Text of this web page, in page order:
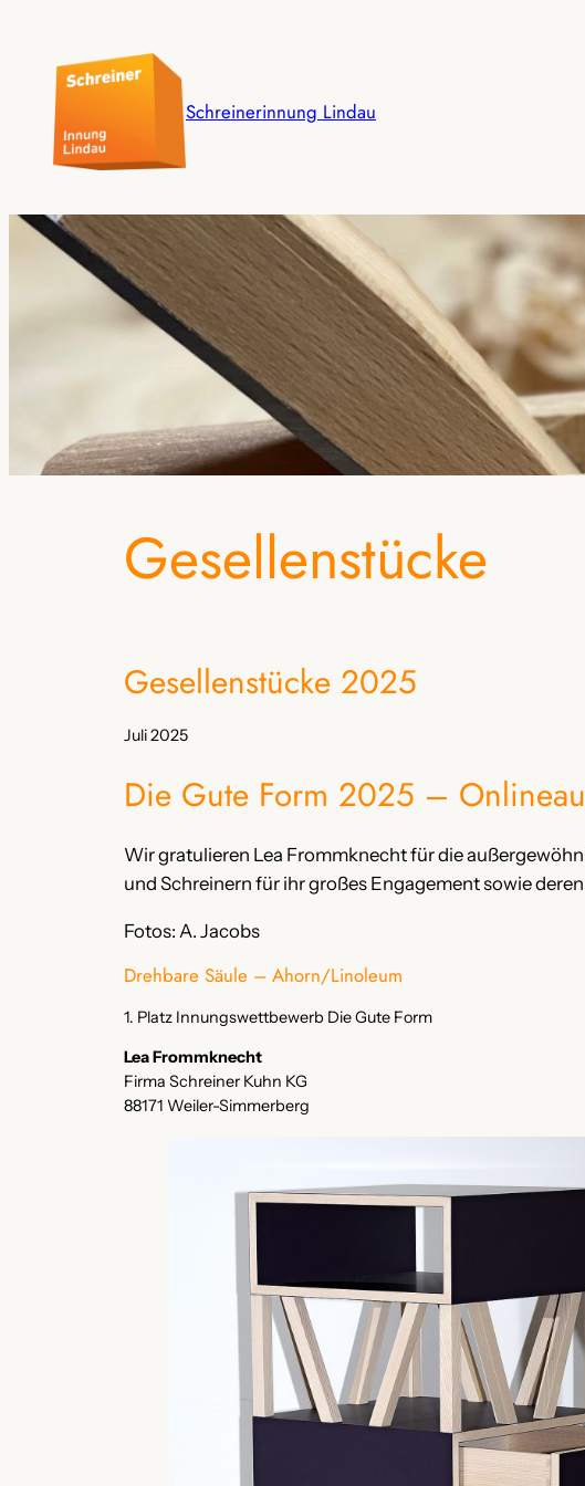
Schreinerinnung Lindau
Gesellenstücke
Gesellenstücke 2025
Juli 2025
Die Gute Form 2025 –
Wir gratulieren Lea Frommknecht für die
und Schreinern für ihr großes Engagement sowie
Fotos: A. Jacobs
Drehbare Säule – Ahorn/Linoleum
1. Platz Innungswettbewerb Die Gute Form
Lea Frommknecht
Firma Schreiner Kuhn KG
88171 Weiler-Simmerberg